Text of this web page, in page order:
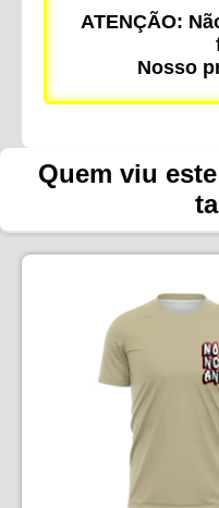
ATENÇÃO:
Nosso
Quem viu